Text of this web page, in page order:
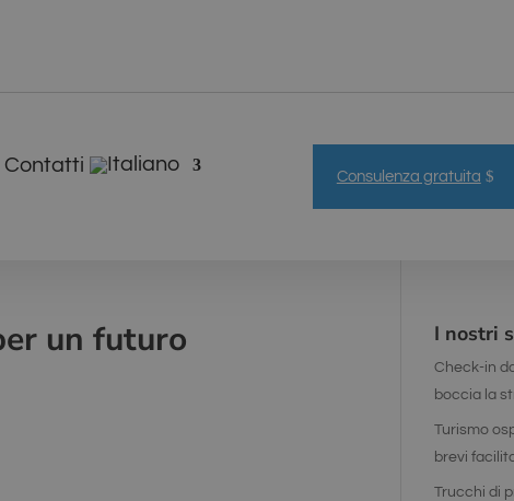
Contatti
Consulenza gratuita
un futuro I nostri
Check-in
boccia la
Turismo
brevi
Trucchi di